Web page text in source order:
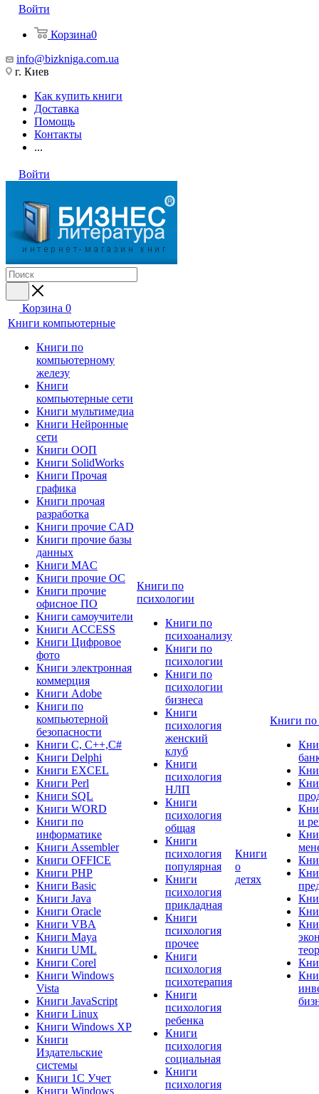
Войти
Корзина0
info@bizkniga.com.ua
г. Киев
Как купить книги
Доставка
Помощь
Контакты
...
Войти
Корзина 0
Книги компьютерные
Книги по
компьютерному
железу
Книги
компьютерные сети
Книги мультимедиа
Книги Нейронные
сети
Книги ООП
Книги SolidWorks
Книги Прочая
графика
Книги прочая
разработка
Книги прочие CAD
Книги прочие базы
данных
Книги MAC
Книги прочие ОС
Книги прочие
офисное ПО
Книги самоучители
Книги ACCESS
Книги Цифровое
фото
Книги электронная
коммерция
Книги Adobe
Книги по
компьютерной
безопасности
Книги C, C++,С#
Книги Delphi
Книги EXCEL
Книги Perl
Книги SQL
Книги WORD
Книги по
информатике
Книги Assembler
Книги OFFICE
Книги PHP
Книги Basic
Книги Java
Книги Oracle
Книги VBA
Книги Maya
Книги UML
Книги Corel
Книги Windows
Vista
Книги JavaScript
Книги Linux
Книги Windows XP
Книги
Издательские
системы
Книги 1C Учет
Книги Windows
Книги по
психологии
Книги по
психоанализу
Книги по
психологии
Книги по
психологии
бизнеса
Книги
психология
женский
клуб
Книги
психология
НЛП
Книги
психология
общая
Книги
психология
популярная
Книги
психология
прикладная
Книги
психология
прочее
Книги
психология
психотерапия
Книги
психология
ребенка
Книги
психология
социальная
Книги
психология
Книги
о
детях
Книги по
и